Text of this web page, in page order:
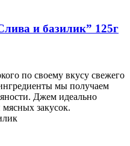
и базилик” 125г
по своему вкусу свежего
мы получаем
Джем идеально
закусок.